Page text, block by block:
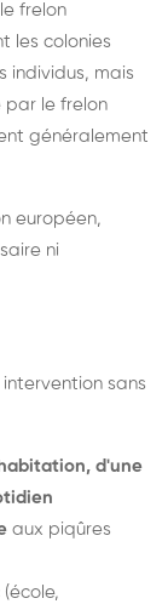
frelon
les colonies
individus, mais
par le frelon
généralement
européen,
ni
sans
d'une
aux piqûres
(école,